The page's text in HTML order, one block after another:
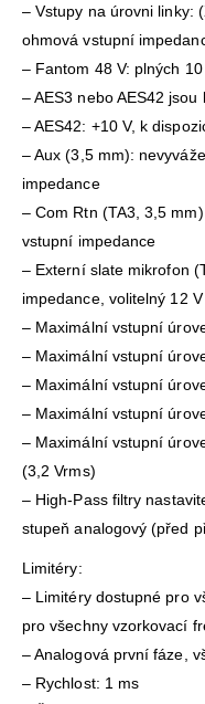
– Vstupy na úrovni linky:
ohmová vstupní
– Fantom 48 V: plných
– AES3 nebo AES42
– AES42: +10 V, k
– Aux (3,5 mm):
impedance
– Com Rtn (TA3, 3,5
vstupní impedance
– Externí slate mikrofon
impedance, volitelný 12
– Maximální vstupní
– Maximální vstupní
– Maximální vstupní
– Maximální vstupní
– Maximální vstupní
(3,2 Vrms)
– High-Pass filtry
stupeň analogový (před
Limitéry:
– Limitéry dostupné pro
pro všechny vzorkovací
– Analogová první fáze,
– Rychlost: 1 ms